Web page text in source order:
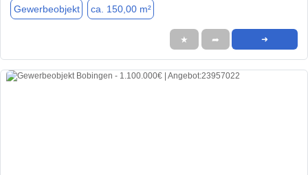
Gewerbeobjekt ca. 150,00 m²
★ ➦ ➜